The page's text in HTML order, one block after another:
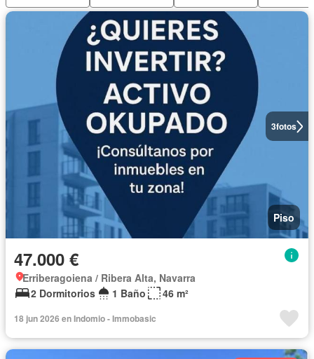
3fotos
Piso
47.000 €
Erriberagoiena / Ribera Alta, Navarra
2 Dormitorios
1 Baño 46 m²
18 jun 2026 en Indomio - Immobasic